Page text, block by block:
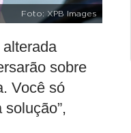
Foto: XPB Images
sobre
Você só